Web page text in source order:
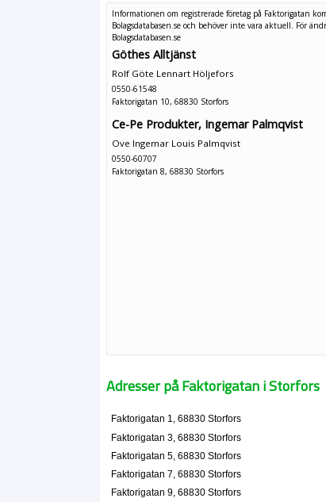
Informationen om registrerade företag på Faktorigatan
Bolagsdatabasen.se och behöver inte vara aktuell. För
Bolagsdatabasen.se
Göthes Alltjänst
Rolf Göte Lennart Höljefors
0550-61548
Faktorigatan 10, 68830 Storfors
Ce-Pe Produkter, Ingemar Palmqvist
Ove Ingemar Louis Palmqvist
0550-60707
Faktorigatan 8, 68830 Storfors
Adresser på Faktorigatan i Storfors
Faktorigatan 1, 68830 Storfors
Faktorigatan 3, 68830 Storfors
Faktorigatan 5, 68830 Storfors
Faktorigatan 7, 68830 Storfors
Faktorigatan 9, 68830 Storfors